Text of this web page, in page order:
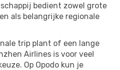
bedient zowel grote
als belangrijke regionale
trip plant of een lange
Airlines is voor veel
Op Opodo kun je